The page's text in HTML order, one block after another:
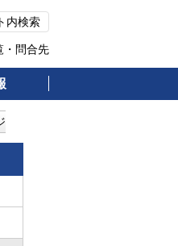
内検索
・問合先